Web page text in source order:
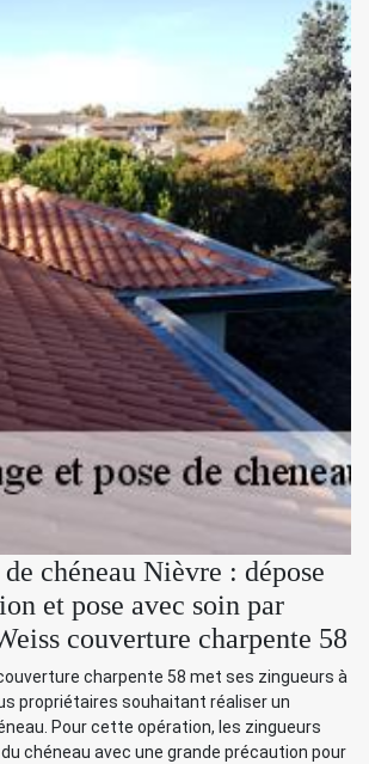
chéneau Nièvre : dépose
et pose avec soin par
couverture charpente 58
charpente 58 met ses zingueurs à
propriétaires souhaitant réaliser un
Pour cette opération, les zingueurs
chéneau avec une grande précaution pour